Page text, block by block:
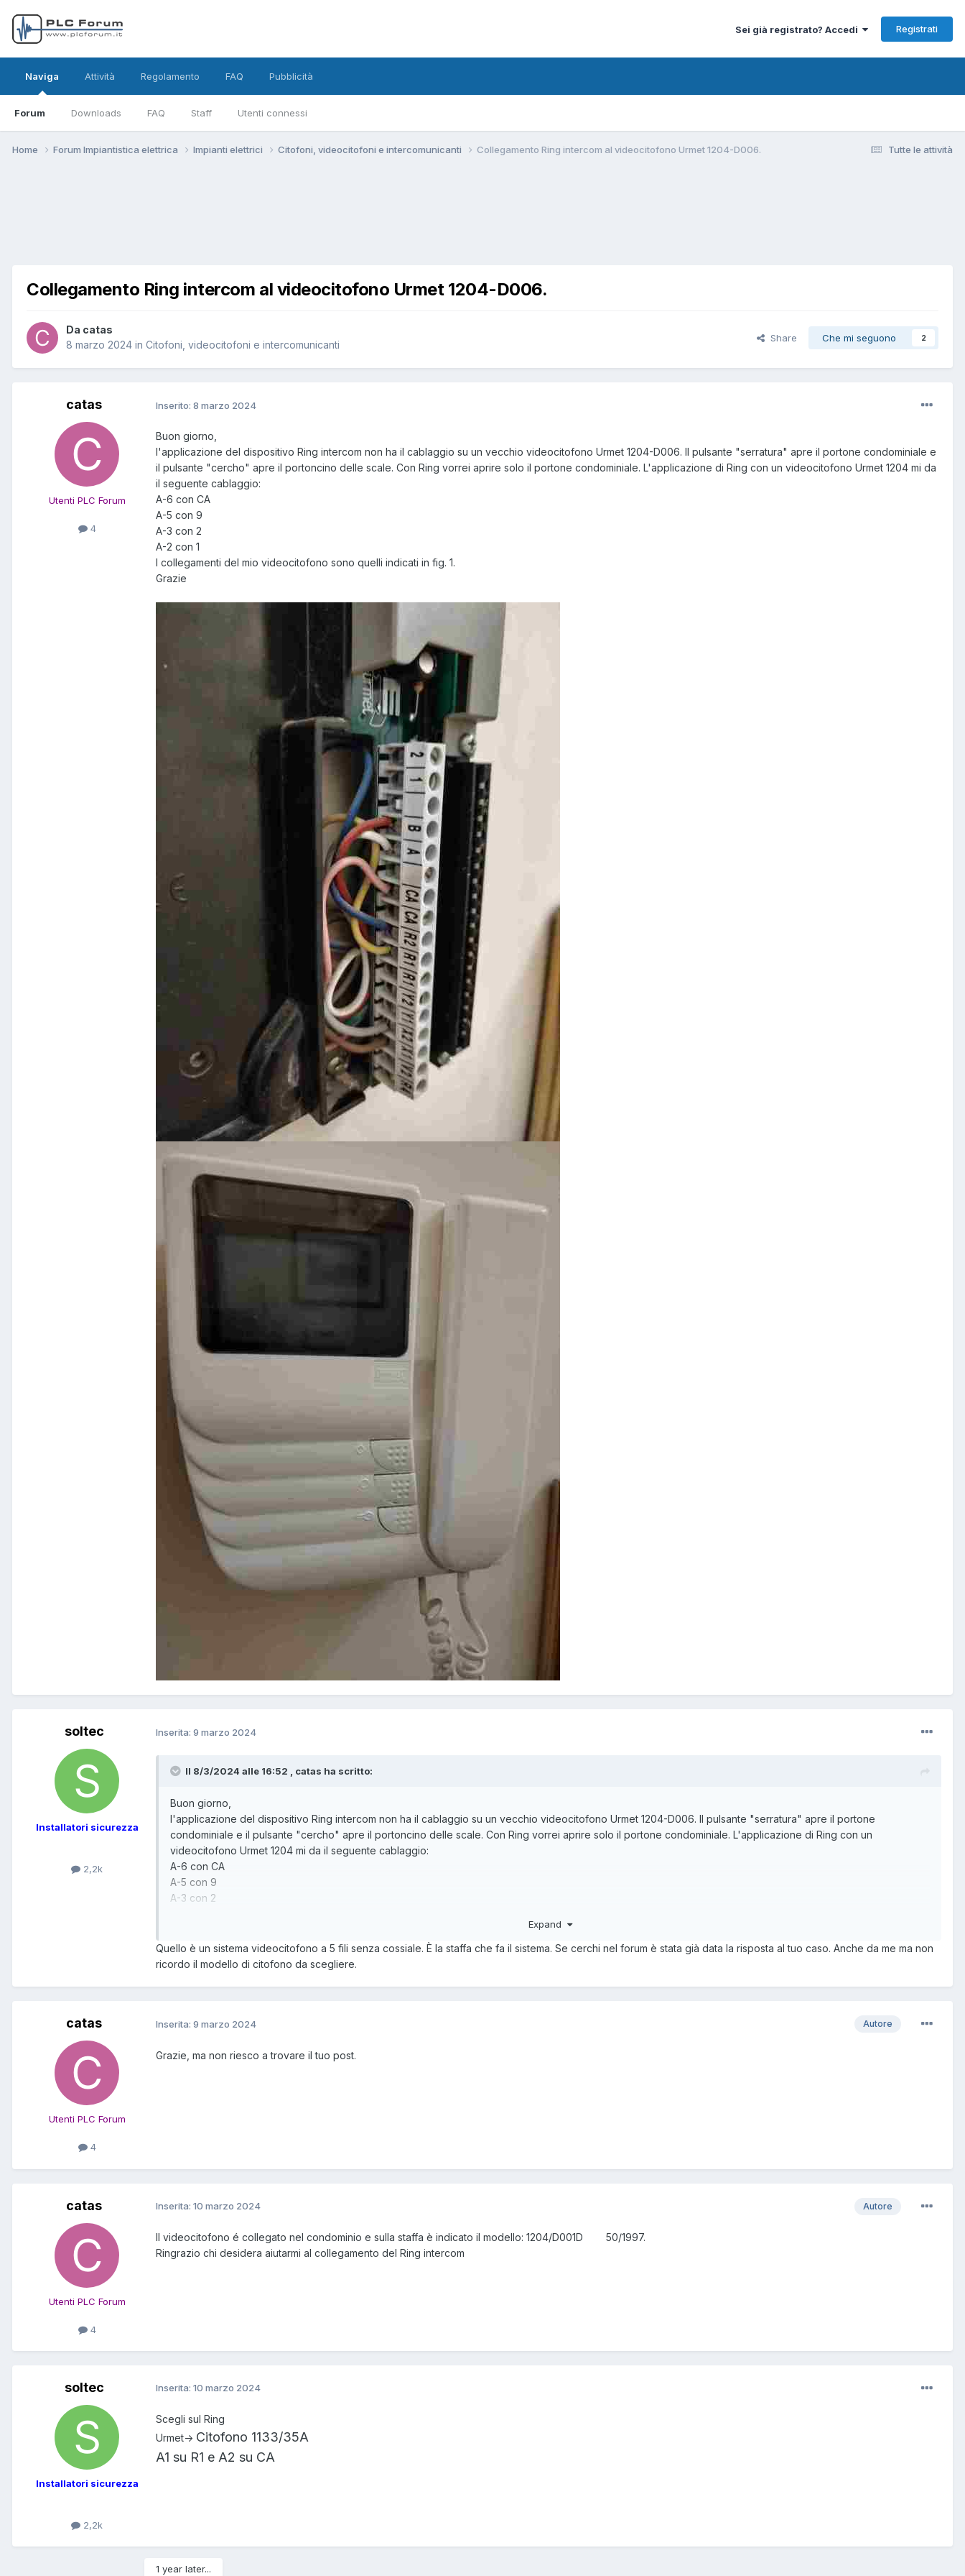
Sei già registrato? Accedi Registrati
Naviga
Forum Downloads FAQ Staff Utenti connessi
Attività Regolamento FAQ Pubblicità
Tutte le attività
Home Forum Impiantistica elettrica Impianti elettrici Citofoni, videocitofoni e intercomunicanti Collegamento Ring intercom al videocitofono Urmet 1204-D006.
Collegamento Ring intercom al videocitofono Urmet 1204-D006.
Da catas
8 marzo 2024 in Citofoni, videocitofoni e intercomunicanti
Share Che mi seguono 2
catas
Utenti PLC Forum
4
Inserito: 8 marzo 2024
Buon giorno,
l'applicazione del dispositivo Ring intercom non ha il cablaggio su un vecchio videocitofono Urmet 1204-D006. Il pulsante "serratura" apre il portone condominiale e
il pulsante "cercho" apre il portoncino delle scale. Con Ring vorrei aprire solo il portone condominiale. L'applicazione di Ring con un videocitofono Urmet 1204 mi da
il seguente cablaggio:
A-6 con CA
A-5 con 9
A-3 con 2
A-2 con 1
I collegamenti del mio videocitofono sono quelli indicati in fig. 1.
Grazie
soltec
Installatori sicurezza
2,2k
Inserita: 9 marzo 2024
Il 8/3/2024 alle 16:52 , catas ha scritto:
Buon giorno,
l'applicazione del dispositivo Ring intercom non ha il cablaggio su un vecchio videocitofono Urmet 1204-D006. Il pulsante "serratura" apre il portone
condominiale e il pulsante "cercho" apre il portoncino delle scale. Con Ring vorrei aprire solo il portone condominiale. L'applicazione di Ring con un
videocitofono Urmet 1204 mi da il seguente cablaggio:
A-6 con CA
A-5 con 9
A-3 con 2
Grazie
Expand
Quello è un sistema videocitofono a 5 fili senza cossiale. È la staffa che fa il sistema. Se cerchi nel forum è stata già data la risposta al tuo caso. Anche da me ma non
ricordo il modello di citofono da scegliere.
catas
Utenti PLC Forum
4
Autore
Inserita: 9 marzo 2024
Grazie, ma non riesco a trovare il tuo post.
catas
Utenti PLC Forum
4
Autore
Inserita: 10 marzo 2024
Il videocitofono é collegato nel condominio e sulla staffa è indicato il modello: 1204/D001D 50/1997.
Ringrazio chi desidera aiutarmi al collegamento del Ring intercom
soltec
Installatori sicurezza
2,2k
Inserita: 10 marzo 2024
Scegli sul Ring
Urmet-> Citofono 1133/35A
A1 su R1 e A2 su CA
1 year later...